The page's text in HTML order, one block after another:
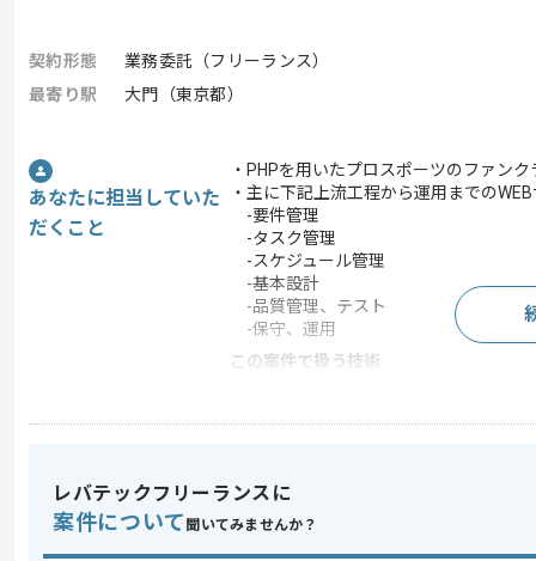
契約形態
業務委託（フリーランス）
最寄り駅
大門（東京都）
あなたに担当していた
だくこと
・PHPを用いたプロスポーツのファン
・主に下記上流工程から運用までの
-要件管理
-タスク管理
-スケジュール管理
-基本設計
-品質管理、テスト
-保守、運用
この案件で扱う技術
開発ツール
レバテックフリーランスに
案件について 聞いてみませんか？